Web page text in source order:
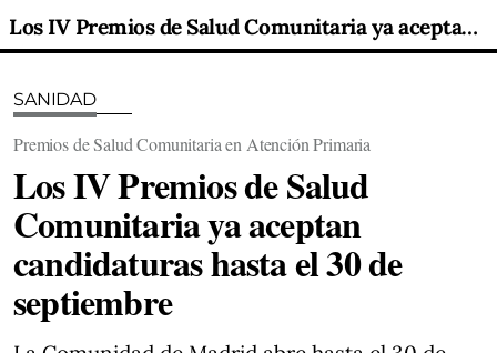
Los IV Premios de Salud Comunitaria ya aceptan candidaturas hasta el 30 de septiembre
SANIDAD
Premios de Salud Comunitaria en Atención Primaria
Los IV Premios de Salud
Comunitaria ya aceptan
candidaturas hasta el 30 de
septiembre